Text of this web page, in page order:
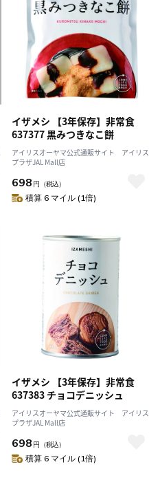
イザメシ 【3年保存】非常食
637377 黒みつきなこ餅
アイリスオーヤマ公式通販サイト アイリス
プラザJAL Mall店
698 円 （税込）
積算 6 マイル (1倍)
イザメシ 【3年保存】非常食
637383 チョコデニッシュ
アイリスオーヤマ公式通販サイト アイリス
プラザJAL Mall店
698 円 （税込）
積算 6 マイル (1倍)